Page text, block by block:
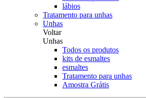
lábios
Tratamento para unhas
Unhas
Voltar
Unhas
Todos os produtos
kits de esmaltes
esmaltes
Tratamento para unhas
Amostra Grátis